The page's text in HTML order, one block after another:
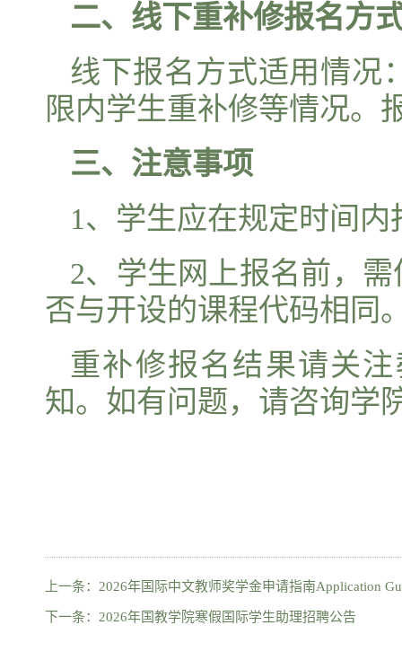
二、线下重补修报名方
线下报名方式适用情况
限内学生重补修等情况。
三、注意事项
1、学生应在规定时间内
2、学生网上报名前，
否与开设的课程代码相同
重补修报名结果请关
知。如有问题，请咨询学
上一条： 2026年国际中文教师奖学金申请指南Application
下一条： 2026年国教学院寒假国际学生助理招聘公告